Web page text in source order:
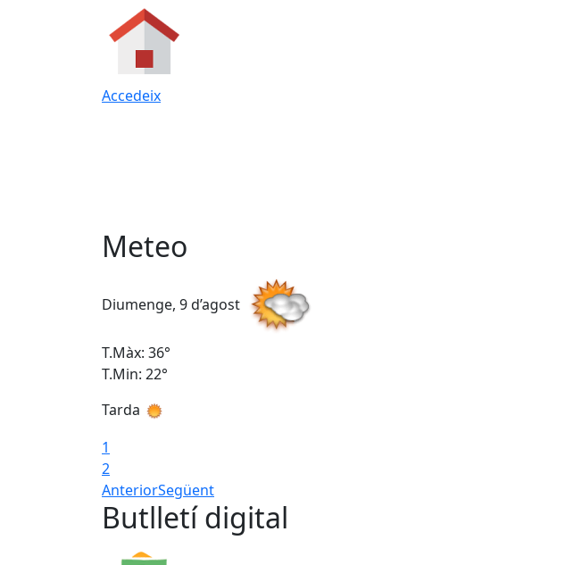
Accedeix
Meteo
Diumenge, 9 d’agost
T.Màx: 36°
T.Min: 22°
Tarda
1
2
AnteriorSegüent
Butlletí digital